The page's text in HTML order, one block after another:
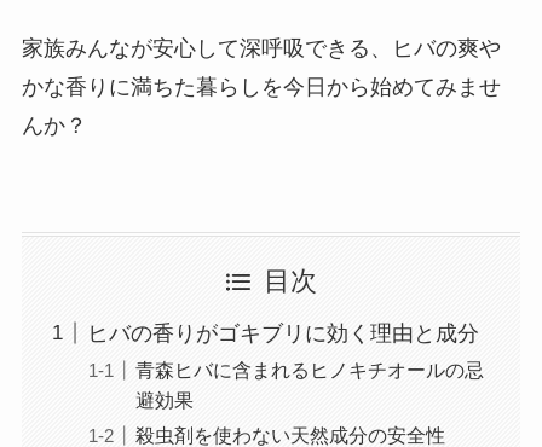
家族みんなが安心して深呼吸できる、ヒバの爽や
かな香りに満ちた暮らしを今日から始めてみませ
んか？
目次
ヒバの香りがゴキブリに効く理由と成分
青森ヒバに含まれるヒノキチオールの忌
避効果
殺虫剤を使わない天然成分の安全性